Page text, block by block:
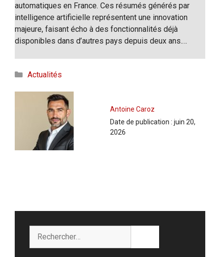
automatiques en France. Ces résumés générés par
intelligence artificielle représentent une innovation
majeure, faisant écho à des fonctionnalités déjà
disponibles dans d’autres pays depuis deux ans.…
Catégories
Actualités
Antoine Caroz
Date de publication : juin 20,
2026